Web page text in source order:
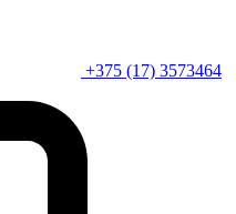
+375 (17) 3573464